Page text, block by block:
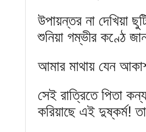
উপায়ন্তর না দেখিয়া
শুনিয়া গম্ভীর কণ্ঠে
আমার মাথায় যেন
সেই রাত্রিতে পিতা
করিয়াছে এই দুষ্কর্ম!